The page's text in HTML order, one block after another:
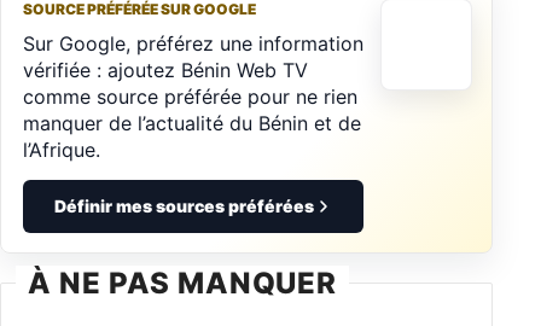
SOURCE PRÉFÉRÉE SUR GOOGLE
Sur Google, préférez une information
vérifiée : ajoutez Bénin Web TV
comme source préférée pour ne rien
manquer de l’actualité du Bénin et de
l’Afrique.
Définir mes sources préférées
À NE PAS MANQUER